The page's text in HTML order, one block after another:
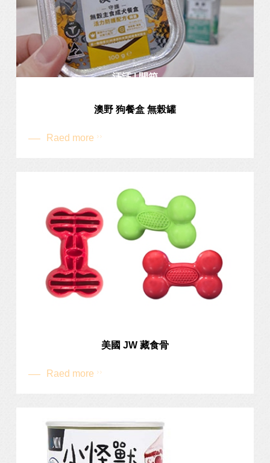
汪汪 | 開箱
澳野 狗餐盒 無榖罐
Raed more
美國 JW 藏食骨
Raed more